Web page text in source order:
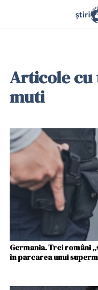
Articole cu
muti
Germania. Trei români
în parcarea unui